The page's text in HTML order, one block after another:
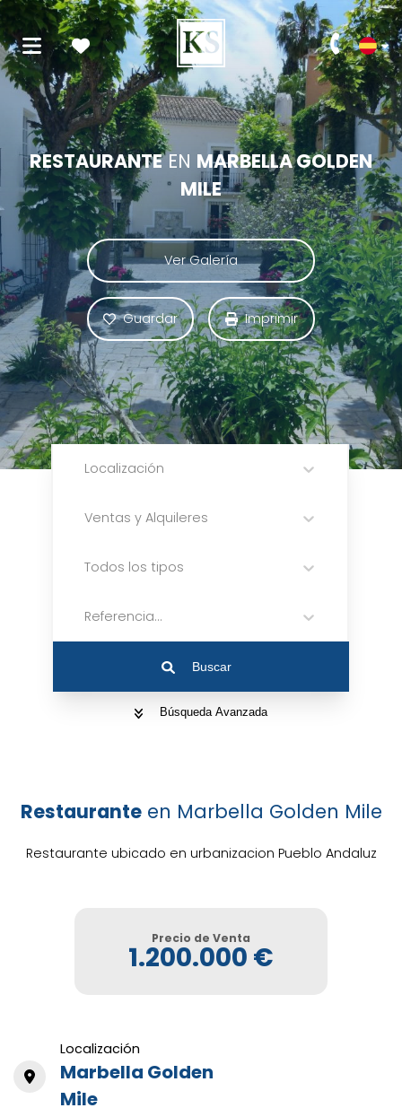
RESTAURANTEEN MARBELLA GOLDEN
MILE
Ver Galería
Guardar Imprimir
Localización
Ventas y Alquileres
Todos los tipos
Referencia...
Buscar
Búsqueda Avanzada
Restaurante en Marbella Golden Mile
Restaurante ubicado en urbanizacion Pueblo Andaluz
Precio de Venta
1.200.000 €
Localización
Marbella Golden
Mile